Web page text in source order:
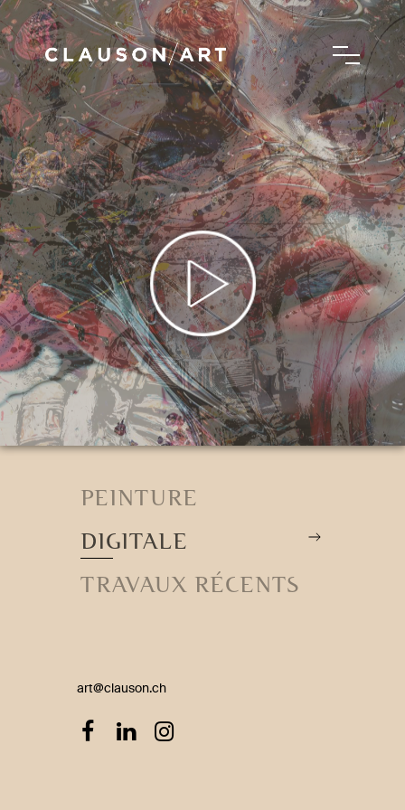
PEINTURE
DIGITALE
TRAVAUX RÉCENTS
art@clauson.ch